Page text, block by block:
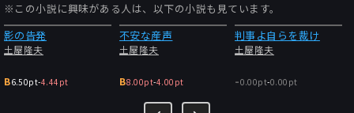
※この小説に興味がある人は、以下の小説も見ています。
影の告発
土屋隆夫
B6.50pt-4.44pt
不安な産声
土屋隆夫
B8.00pt-4.00pt
判事よ自らを裁け
土屋隆夫
-0.00pt-0.00pt